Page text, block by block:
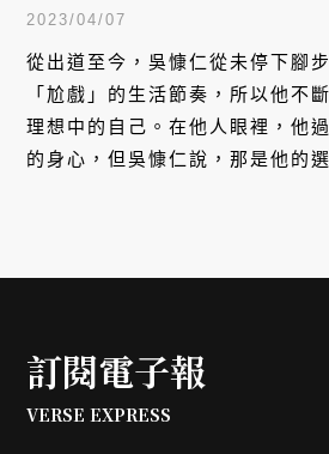
2023/04/07
從出道至今，吳慷仁從未停下腳
「尬戲」的生活節奏，所以他不
理想中的自己。在他人眼裡，他
的身心，但吳慷仁說，那是他的
訂閱電子報
VERSE EXPRESS